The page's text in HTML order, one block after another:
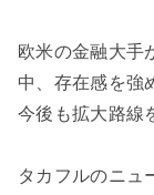
欧米の金融大手
中、存在感を強
今後も拡大路線
タカフルのニュ